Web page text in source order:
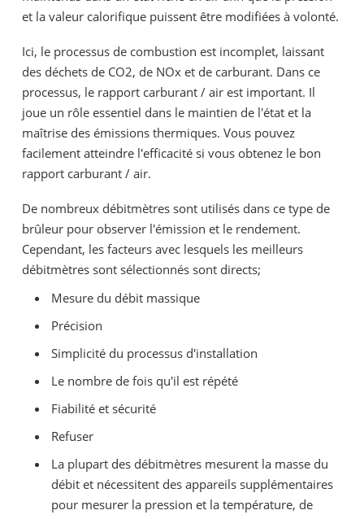
et la valeur calorifique puissent être modifiées à volonté.
Ici, le processus de combustion est incomplet, laissant
des déchets de CO2, de NOx et de carburant. Dans ce
processus, le rapport carburant / air est important. Il
joue un rôle essentiel dans le maintien de l'état et la
maîtrise des émissions thermiques. Vous pouvez
facilement atteindre l'efficacité si vous obtenez le bon
rapport carburant / air.
De nombreux débitmètres sont utilisés dans ce type de
brûleur pour observer l'émission et le rendement.
Cependant, les facteurs avec lesquels les meilleurs
débitmètres sont sélectionnés sont directs;
Mesure du débit massique
Précision
Simplicité du processus d'installation
Le nombre de fois qu'il est répété
Fiabilité et sécurité
Refuser
La plupart des débitmètres mesurent la masse du
débit et nécessitent des appareils supplémentaires
pour mesurer la pression et la température, de